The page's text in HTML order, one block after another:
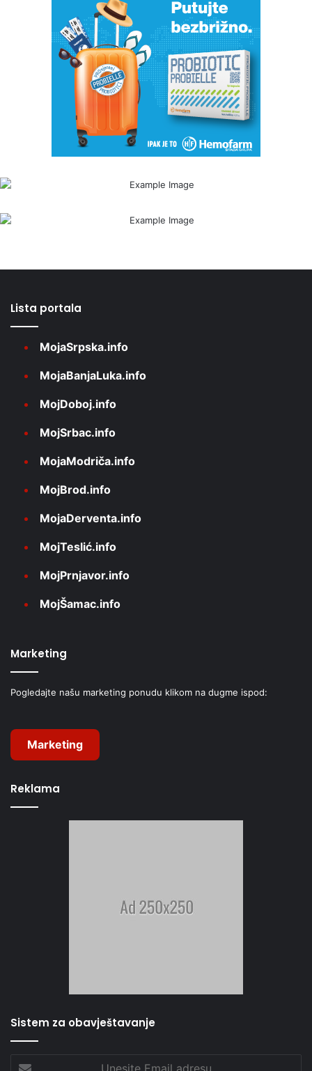
Lista portala
MojaSrpska.info
MojaBanjaLuka.info
MojDoboj.info
MojSrbac.info
MojaModriča.info
MojBrod.info
MojaDerventa.info
MojTeslić.info
MojPrnjavor.info
MojŠamac.info
Marketing
Pogledajte našu marketing ponudu klikom na dugme ispod:
Marketing
Reklama
Sistem za obavještavanje